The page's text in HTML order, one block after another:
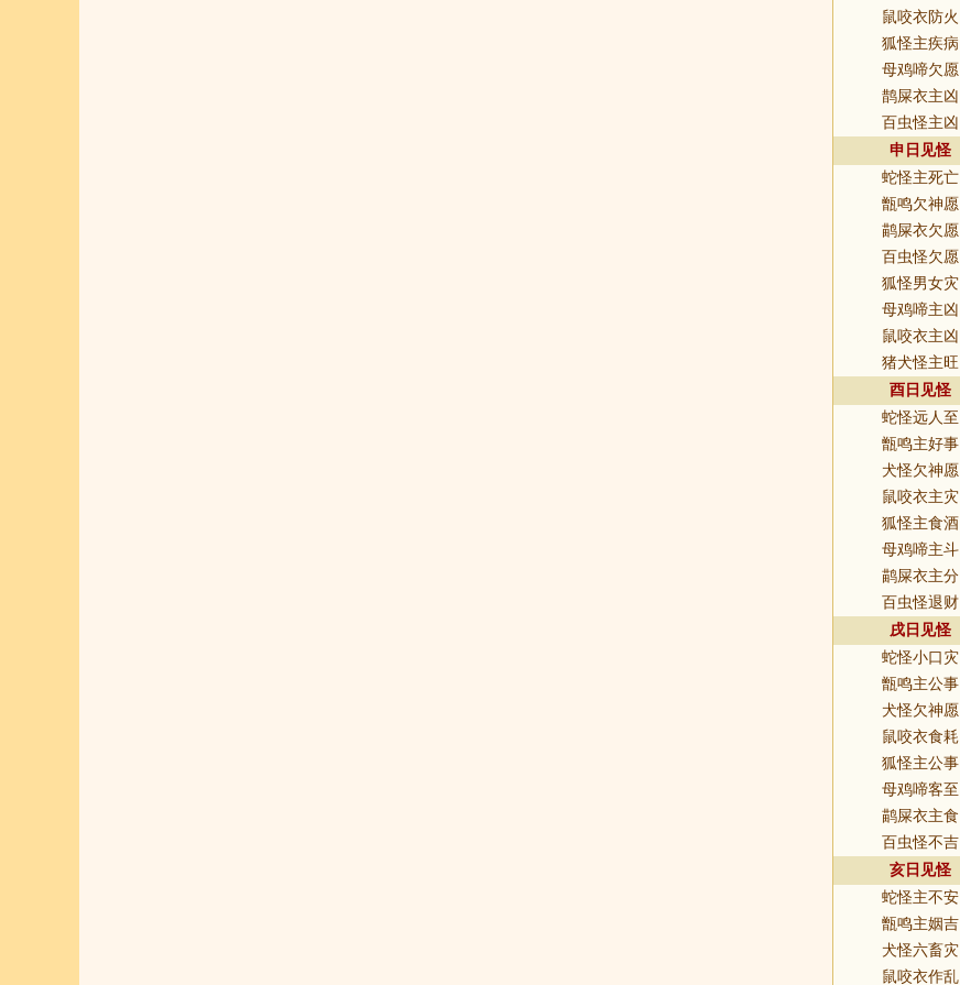
鼠咬衣防火
狐怪主疾病
母鸡啼欠愿
鹊屎衣主凶
百虫怪主凶
申日见怪
蛇怪主死亡
甑鸣欠神愿
鹋屎衣欠愿
百虫怪欠愿
狐怪男女灾
母鸡啼主凶
鼠咬衣主凶
猪犬怪主旺
酉日见怪
蛇怪远人至
甑鸣主好事
犬怪欠神愿
鼠咬衣主灾
狐怪主食酒
母鸡啼主斗
鹋屎衣主分
百虫怪退财
戌日见怪
蛇怪小口灾
甑鸣主公事
犬怪欠神愿
鼠咬衣食耗
狐怪主公事
母鸡啼客至
鹋屎衣主食
百虫怪不吉
亥日见怪
蛇怪主不安
甑鸣主姻吉
犬怪六畜灾
鼠咬衣作乱